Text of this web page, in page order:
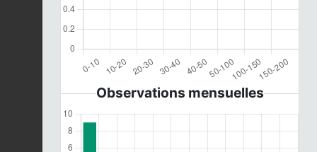
Observations mensuelles